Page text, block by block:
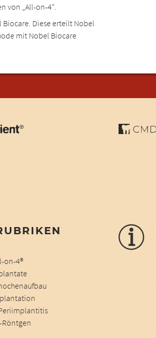
von „All-on-4“.
Biocare. Diese erteilt Nobel
mit Nobel Biocare
on-4®
Röntgen